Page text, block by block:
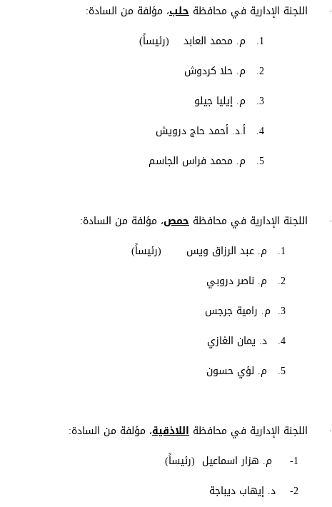
· اللجنة الإدارية في محافظة حلب، مؤلفة من السادة:
1. م. محمد العابد (رئيساً)
2. م. حلا كردوش
3. م. إيليا جيلو
4. أ.د. أحمد حاج درويش
5. م. محمد فراس الجاسم
· اللجنة الإدارية في محافظة حمص، مؤلفة من السادة:
1. م. عبد الرزاق ويس (رئيساً)
2. م. ناصر دروبي
3. م. رامية جرجس
4. د. يمان الغازي
5. م. لؤي حسون
· اللجنة الإدارية في محافظة اللاذقية، مؤلفة من السادة:
1- م. هزار اسماعيل (رئيساً)
2- د. إيهاب ديباجة